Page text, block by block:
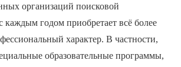
организаций поисковой
каждым годом приобретает всё более
характер. В частности,
образовательные программы,